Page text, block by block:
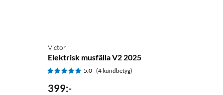
Victor
Elektrisk musfälla V2 2025
5.0 (4 kundbetyg)
399:-